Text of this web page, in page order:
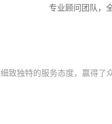
专业顾问团队，
建筑施工资质办理服务专家，